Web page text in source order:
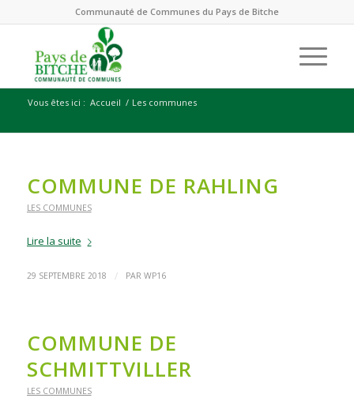
Communauté de Communes du Pays de Bitche
Vous êtes ici : Accueil / Les communes
COMMUNE DE RAHLING
LES COMMUNES
Lire la suite
29 SEPTEMBRE 2018 / PAR WP16
COMMUNE DE
SCHMITTVILLER
LES COMMUNES